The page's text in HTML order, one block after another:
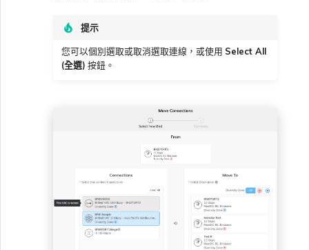
提示
您可以個別選取或取消選取連線，或使用 Select All
(全選) 按鈕。